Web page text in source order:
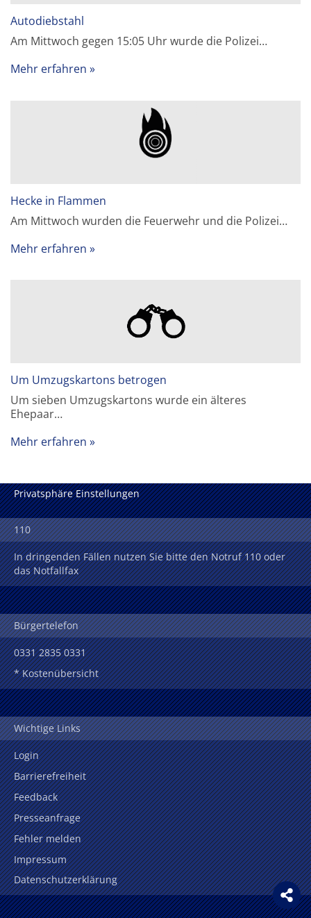
Autodiebstahl
Am Mittwoch gegen 15:05 Uhr wurde die Polizei…
Mehr erfahren
Hecke in Flammen
Am Mittwoch wurden die Feuerwehr und die Polizei…
Mehr erfahren
Um Umzugskartons betrogen
Um sieben Umzugskartons wurde ein älteres
Ehepaar…
Mehr erfahren
Privatsphäre Einstellungen
110
In dringenden Fällen nutzen Sie bitte den Notruf 110 oder
das Notfallfax
Bürgertelefon
0331 2835 0331
* Kostenübersicht
Wichtige Links
Login
Barrierefreiheit
Feedback
Presseanfrage
Fehler melden
Impressum
Datenschutzerklärung